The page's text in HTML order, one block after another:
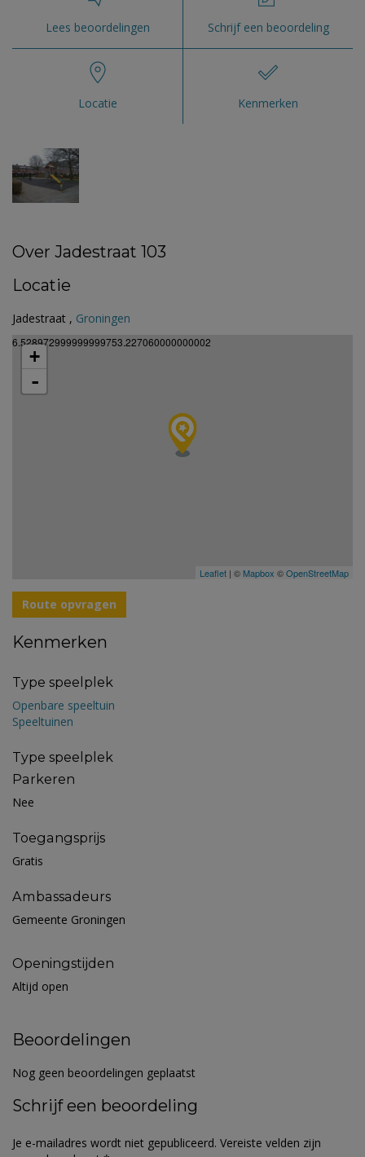
Lees beoordelingen Schrijf een beoordeling
Locatie Kenmerken
Over Jadestraat 103
Locatie
Jadestraat , Groningen
6.528972999999999753.227060000000002
+
-
Leaflet | © Mapbox ©OpenStreetMap
Route opvragen
Kenmerken
Type speelplek
Openbare speeltuin
Speeltuinen
Type speelplek
Parkeren
Nee
Toegangsprijs
Gratis
Ambassadeurs
Gemeente Groningen
Openingstijden
Altijd open
Beoordelingen
Nog geen beoordelingen geplaatst
Schrijf een beoordeling
Je e-mailadres wordt niet gepubliceerd. Vereiste velden zijn